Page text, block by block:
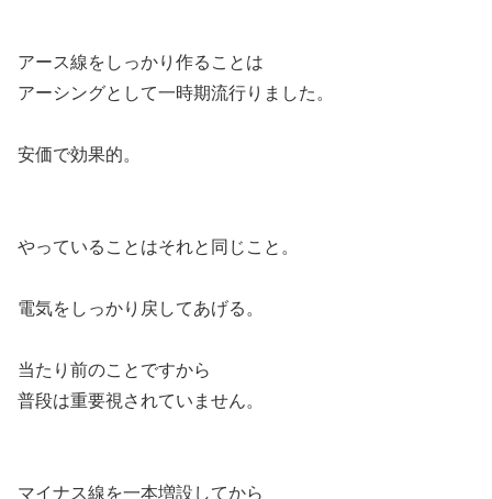
アース線をしっかり作ることは
アーシングとして一時期流行りました。
安価で効果的。
やっていることはそれと同じこと。
電気をしっかり戻してあげる。
当たり前のことですから
普段は重要視されていません。
マイナス線を一本増設してから